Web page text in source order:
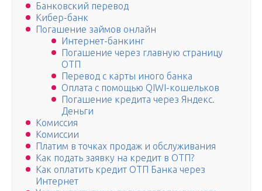
Банковский перевод
Кибер-банк
Погашение займов онлайн
Интернет-банкинг
Погашение через главную страницу
ОТП
Перевод с карты иного банка
Оплата с помощью QIWI-кошельков
Погашение кредита через Яндекс.
Деньги
Комиссия
Комиссии
Платим в точках продаж и обслуживания
Как подать заявку на кредит в ОТП?
Как оплатить кредит ОТП Банка через
Интернет